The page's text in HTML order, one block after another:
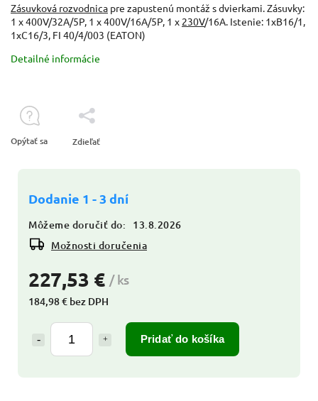
227,53 €/ ks
184,98 € bez DPH
Pridať do košíka
Dodanie 1 - 3 dní
Môžeme doručiť do:
13.8.2026
Možnosti doručenia
Zásuvková rozvodnica pre zapustenú montáž s dvierkami. Zásuvky:
1 x 400V/32A/5P, 1 x 400V/16A/5P, 1 x 230V/16A. Istenie: 1xB16/1,
1xC16/3, FI 40/4/003 (EATON)
Detailné informácie
Opýtať sa Zdieľať